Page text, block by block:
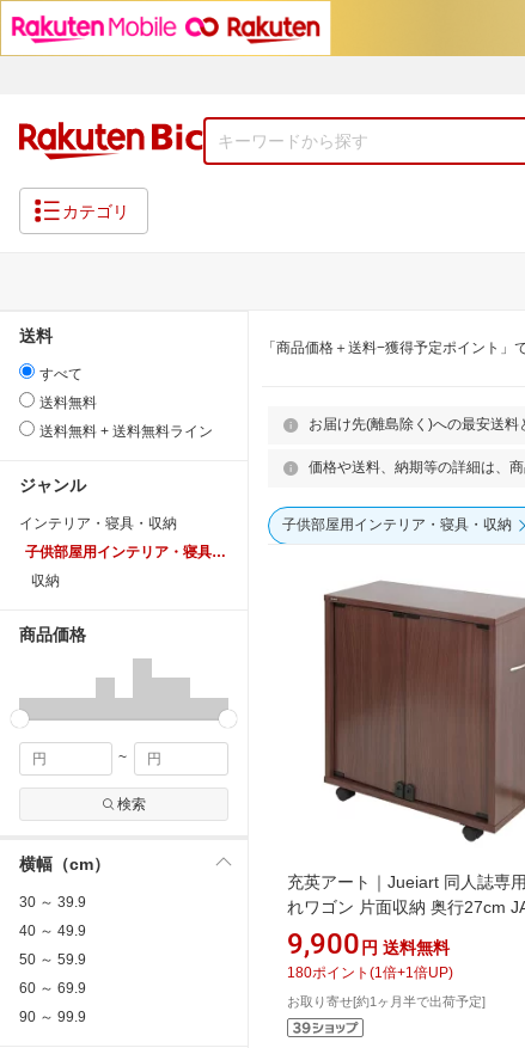
カテゴリ
送料
すべて
送料無料
送料無料 + 送料無料ライン
ジャンル
インテリア・寝具・収納
子供部屋用インテリア・寝具・収納
収納
商品価格
~
検索
横幅（cm）
30 ～ 39.9
40 ～ 49.9
50 ～ 59.9
60 ～ 69.9
90 ～ 99.9
「商品価格＋送料−獲得予定ポイント」
お届け先(離島除く)への最安送
価格や送料、納期等の詳細は、
子供部屋用インテリア・寝具・収納
充英アート｜Jueiart 同人誌専
れワゴン 片面収納 奥行27cm
ブラウン DSW-T6027B
9,900 円 送料無料
180ポイント (1 倍+1 倍UP)
お取り寄せ[約1ヶ月半で出荷予定]